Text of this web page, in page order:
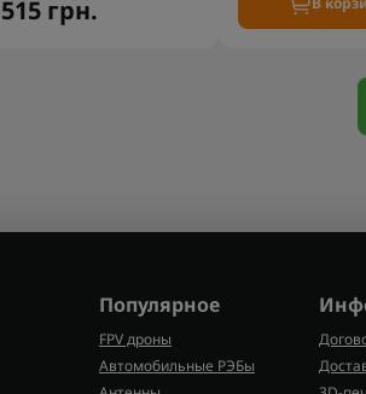
515 грн.
Популярное
FPV дроны
Автомобильные РЭБы